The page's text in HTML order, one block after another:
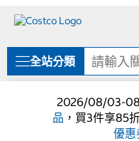
單
全站分類
2026/08/03-
品 ，買3件享85
優惠